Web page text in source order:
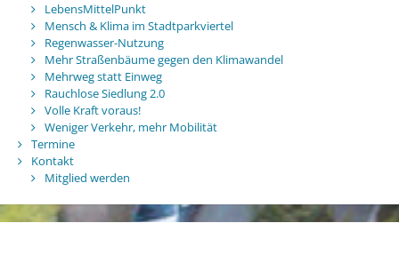
LebensMittelPunkt
Mensch & Klima im Stadtparkviertel
Regenwasser-Nutzung
Mehr Straßenbäume gegen den Klimawandel
Mehrweg statt Einweg
Rauchlose Siedlung 2.0
Volle Kraft voraus!
Weniger Verkehr, mehr Mobilität
Termine
Kontakt
Mitglied werden